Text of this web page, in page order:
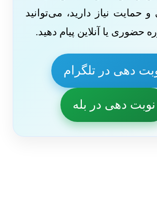
حمایت نیاز دارید، می‌توانید
حضوری یا آنلاین پیام دهید.
دهی در تلگرام
نوبت دهی در بله